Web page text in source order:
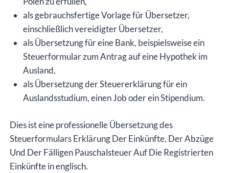
als gebrauchsfertige Vorlage für Übersetzer,
einschließlich vereidigter Übersetzer,
als Übersetzung für eine Bank, beispielsweise ein
Steuerformular zum Antrag auf eine Hypothek im
Ausland,
als Übersetzung der Steuererklärung für ein
Auslandsstudium, einen Job oder ein Stipendium.
Dies ist eine professionelle Übersetzung des
Steuerformulars Erklärung Der Einkünfte, Der Abzüge
Und Der Fälligen Pauschalsteuer Auf Die Registrierten
Einkünfte in englisch.